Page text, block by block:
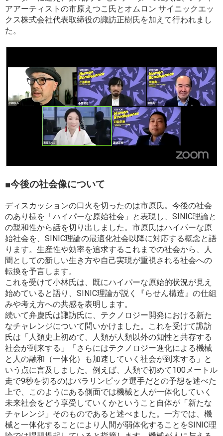
アアーティストの市原えつこ氏とオムロン サイニックエッ
クス株式会社代表取締役の諏訪正樹氏を加えて行われまし
た。
■今後の社会像について
ディスカッションの口火を切ったのは市原氏。今後の社会
のあり様を「ハイパーな原始社会」と表現し、SINIC理論と
の親和性から話を切り出しました。市原氏はハイパーな原
始社会を、SINIC理論の最適化社会以降に対応する概念と語
ります。生産性や効率を追求するこれまでの社会から、人
間としての新しい生き方や自己実現が重視される社会への
転換を予言します。
これを受けて小林氏は、既にハイパーな原始的状況が見え
始めていると語り、SINIC理論が説く『らせん構造』の仕組
みや考え方への共感を表明します。
続いて弁慶氏は諏訪氏に、テクノロジー開発における新た
なチャレンジについて問いかけました。これを受けて諏訪
氏は「人類史上初めて、人類が人類以外の知性と共存する
社会が到来する」「さらにはテクノロジー進化による機械
と人の融和（一体化）も加速していく社会が到来する」と
いう点に言及しました。例えば、人類で初めて100メートル
走で9秒を切るのはパラリンピック選手だとの予想を述べた
上で、このようにある側面では機械と人が一体化していく
未来社会をどう享受していくかということ自体が「新たな
チャレンジ」そのものであると述べました。一方では、機
械と一体化することにより人間が弱体化することをSINIC理